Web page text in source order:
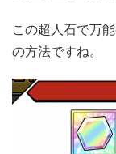
この超人石で万
の方法ですね。